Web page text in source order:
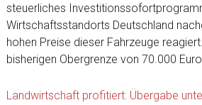
steuerliches
Wirtschaftsstandorts Deutschland
hohen Preise dieser Fahrzeuge
bisherigen Obergrenze von 70.000
Landwirtschaft profitiert: Übergabe